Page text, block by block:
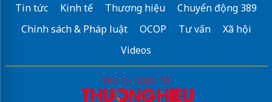
Tin tức Kinh tế Thương hiệu
Chuyển động 389
Chính sách & Pháp luật
OCOP Tư vấn
Xã hội
Videos